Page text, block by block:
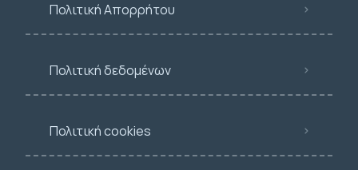
Πολιτική Απορρήτου
Πολιτική δεδομένων
Πολιτική cookies